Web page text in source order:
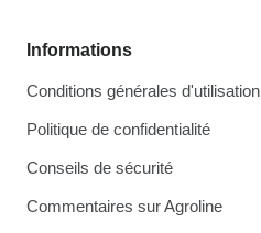
Informations
Conditions générales d'utilisation
Politique de confidentialité
Conseils de sécurité
Commentaires sur Agroline